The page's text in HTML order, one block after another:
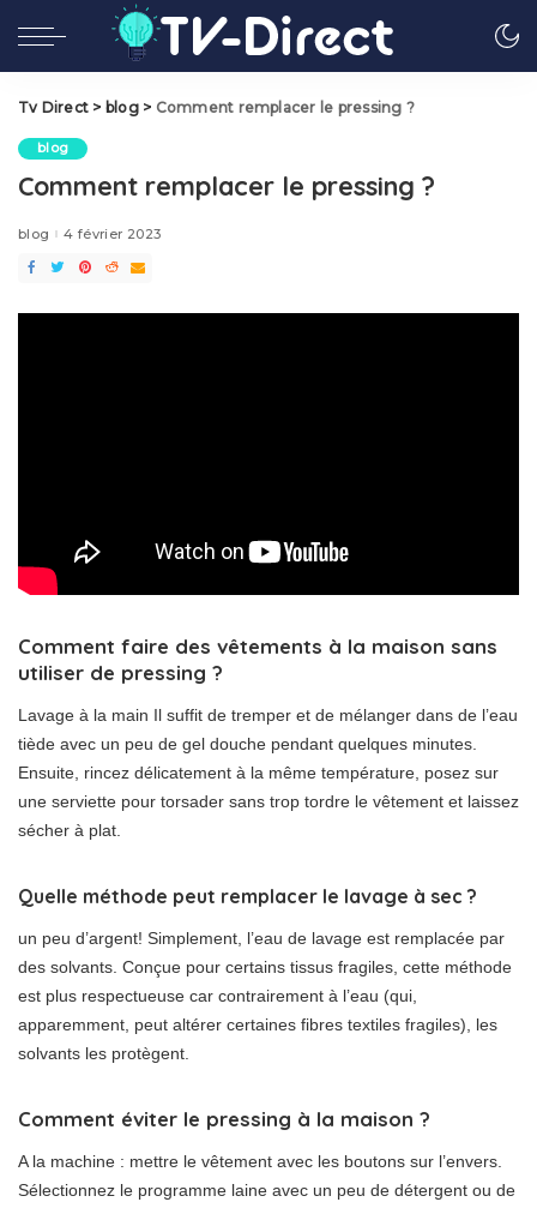
Tv Direct > blog> Comment remplacer le pressing ?
blog
Comment remplacer le pressing ?
blog 4 février 2023
Comment faire des vêtements à la maison sans
utiliser de pressing ?
Lavage à la main Il suffit de tremper et de mélanger dans de l’eau
tiède avec un peu de gel douche pendant quelques minutes.
Ensuite, rincez délicatement à la même température, posez sur
une serviette pour torsader sans trop tordre le vêtement et laissez
sécher à plat.
Quelle méthode peut remplacer le lavage à sec ?
un peu d’argent! Simplement, l’eau de lavage est remplacée par
des solvants. Conçue pour certains tissus fragiles, cette méthode
est plus respectueuse car contrairement à l’eau (qui,
apparemment, peut altérer certaines fibres textiles fragiles), les
solvants les protègent.
Comment éviter le pressing à la maison ?
A la machine : mettre le vêtement avec les boutons sur l’envers.
Sélectionnez le programme laine avec un peu de détergent ou de